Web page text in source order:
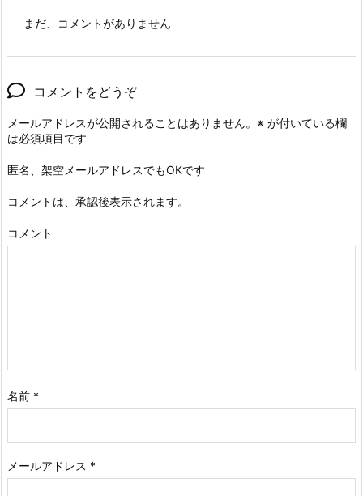
まだ、コメントがありません
コメントをどうぞ
メールアドレスが公開されることはありません。 ※ が付いている欄
は必須項目です
匿名、架空メールアドレスでもOKです
コメントは、承認後表示されます。
コメント
名前 *
メールアドレス *